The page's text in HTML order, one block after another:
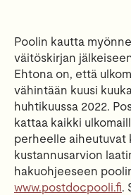
Poolin kautta
väitöskirjan
Ehtona on, että
vähintään kuusi
huhtikuussa 2022.
kattaa kaikki
perheelle aiheutuvat
kustannusarvion
hakuohjeeseen
www.postdocpooli.fi.